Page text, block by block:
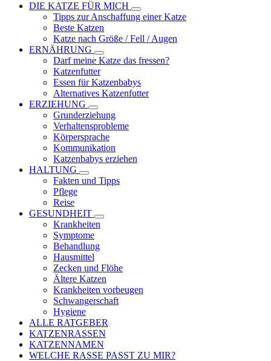
DIE KATZE FÜR MICH
Tipps zur Anschaffung einer Katze
Beste Katzen
Katze nach Größe / Fell / Augen
ERNÄHRUNG
Darf meine Katze das fressen?
Katzenfutter
Essen für Katzenbabys
Alternatives Katzenfutter
ERZIEHUNG
Grunderziehung
Verhaltensprobleme
Körpersprache
Kommunikation
Katzenbabys erziehen
HALTUNG
Fakten und Tipps
Pflege
Reise
GESUNDHEIT
Krankheiten
Symptome
Behandlung
Hausmittel
Zecken und Flöhe
Ältere Katzen
Krankheiten vorbeugen
Schwangerschaft
Hygiene
ALLE RATGEBER
KATZENRASSEN
KATZENNAMEN
WELCHE RASSE PASST ZU MIR?